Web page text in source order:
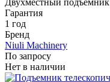
Гарантия
1 год
Бренд
Niuli Machinery
По запросу
Нет в наличии